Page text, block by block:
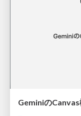
Geminiの